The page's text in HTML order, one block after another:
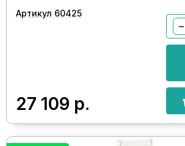
Артикул 60425
27 109 р.
−